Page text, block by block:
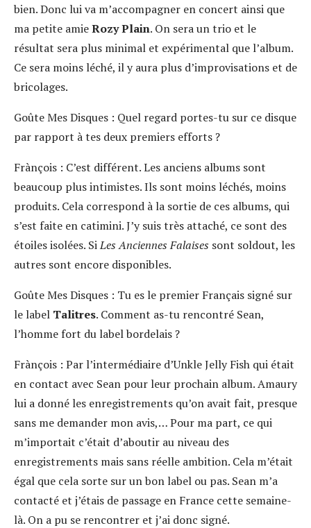
bien. Donc lui va m’accompagner en concert ainsi que
ma petite amieRozy Plain. On sera un trio et le
résultat sera plus minimal et expérimental que l’album.
Ce sera moins léché, il y aura plus d’improvisations et de
bricolages.
Goûte Mes Disques : Quel regard portes-tu sur ce disque
par rapport à tes deux premiers efforts ?
Frànçois : C’est différent. Les anciens albums sont
beaucoup plus intimistes. Ils sont moins léchés, moins
produits. Cela correspond à la sortie de ces albums, qui
s’est faite en catimini. J’y suis très attaché, ce sont des
étoiles isolées. SiLes Anciennes Falaises sont soldout, les
autres sont encore disponibles.
Goûte Mes Disques : Tu es le premier Français signé sur
le label Talitres. Comment as-tu rencontré Sean,
l’homme fort du label bordelais ?
Frànçois : Par l’intermédiaire d’Unkle Jelly Fish qui était
en contact avec Sean pour leur prochain album. Amaury
lui a donné les enregistrements qu’on avait fait, presque
sans me demander mon avis,… Pour ma part, ce qui
m’importait c’était d’aboutir au niveau des
enregistrements mais sans réelle ambition. Cela m’était
égal que cela sorte sur un bon label ou pas. Sean m’a
contacté et j’étais de passage en France cette semaine-
là. On a pu se rencontrer et j’ai donc signé.